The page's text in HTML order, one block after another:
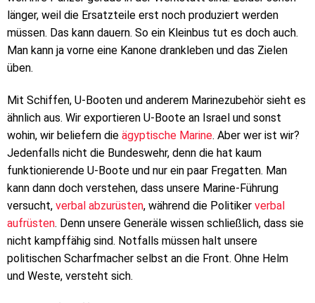
länger, weil die Ersatzteile erst noch produziert werden
müssen. Das kann dauern. So ein Kleinbus tut es doch auch.
Man kann ja vorne eine Kanone drankleben und das Zielen
üben.
Mit Schiffen, U-Booten und anderem Marinezubehör sieht es
ähnlich aus. Wir exportieren U-Boote an Israel und sonst
wohin, wir beliefern die ägyptische Marine. Aber wer ist wir?
Jedenfalls nicht die Bundeswehr, denn die hat kaum
funktionierende U-Boote und nur ein paar Fregatten. Man
kann dann doch verstehen, dass unsere Marine-Führung
versucht, verbal abzurüsten, während die Politiker verbal
aufrüsten. Denn unsere Generäle wissen schließlich, dass sie
nicht kampffähig sind. Notfalls müssen halt unsere
politischen Scharfmacher selbst an die Front. Ohne Helm
und Weste, versteht sich.